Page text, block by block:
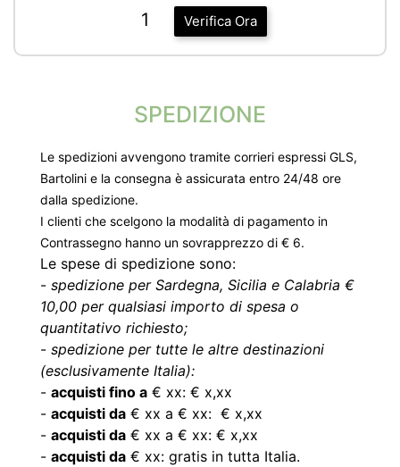
Verifica Ora
1
SPEDIZIONE
Le spedizioni avvengono tramite corrieri espressi GLS,
Bartolini e la consegna è assicurata entro 24/48 ore
dalla spedizione.
I clienti che scelgono la modalità di pagamento in
Contrassegno hanno un sovrapprezzo di € 6.
Le spese di spedizione sono:
- spedizione per Sardegna, Sicilia e Calabria €
10,00 per qualsiasi importo di spesa o
quantitativo richiesto;
- spedizione per tutte le altre destinazioni
(esclusivamente Italia):
- acquisti fino a € xx: € x,xx
- acquisti da € xx a € xx: € x,xx
- acquisti da € xx a € xx: € x,xx
- acquisti da € xx: gratis in tutta Italia.